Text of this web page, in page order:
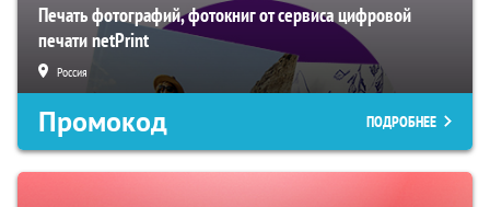
Печать фотографий, фотокниг от сервиса цифровой
печати netPrint
Россия
Промокод ПОДРОБНЕЕ